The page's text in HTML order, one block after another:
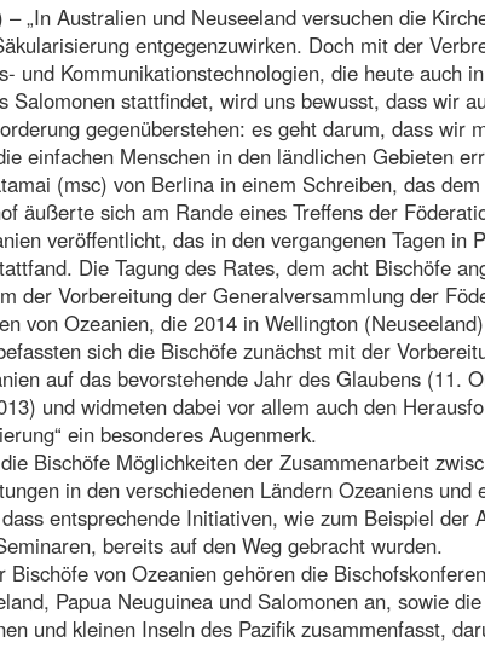
– „In Australien und Neuseeland versuchen die
entgegenzuwirken. Doch mit der
und Kommunikationstechnologien, die heute auch
Salomonen stattfindet, wird uns bewusst, dass wir
gegenüberstehen: es geht darum, dass wir
einfachen Menschen in den ländlichen Gebieten
(msc) von Berlina in einem Schreiben, das
äußerte sich am Rande eines Treffens der
veröffentlicht, das in den vergangenen Tagen in
Die Tagung des Rates, dem acht Bischöfe
der Vorbereitung der Generalversammlung der
von Ozeanien, die 2014 in Wellington
sich die Bischöfe zunächst mit der
auf das bevorstehende Jahr des Glaubens (11.
und widmeten dabei vor allem auch den
ein besonderes Augenmerk.
Bischöfe Möglichkeiten der Zusammenarbeit
in den verschiedenen Ländern Ozeaniens und
entsprechende Initiativen, wie zum Beispiel der
bereits auf den Weg gebracht wurden.
Bischöfe von Ozeanien gehören die
Papua Neuguinea und Salomonen an, sowie
und kleinen Inseln des Pazifik zusammenfasst,